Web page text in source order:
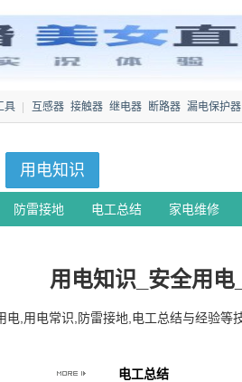
具 互感器 接触器 继电器 断路器 漏电保护器
用电知识
防雷接地 电工总结 家电维修
用电知识_安全用
,用电常识,防雷接地,电工总结与经验等
电工总结